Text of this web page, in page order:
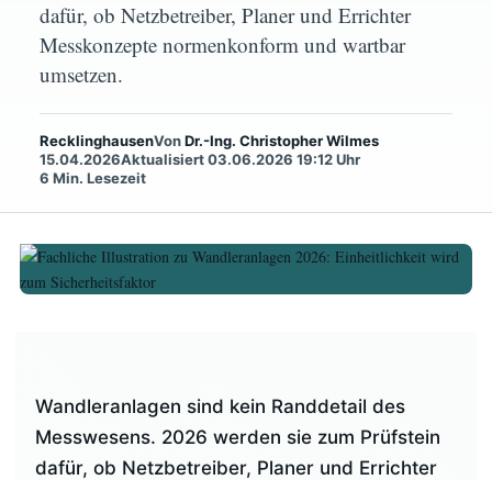
dafür, ob Netzbetreiber, Planer und Errichter
Messkonzepte normenkonform und wartbar
umsetzen.
RecklinghausenVonDr.-Ing. Christopher Wilmes
15.04.2026Aktualisiert 03.06.2026 19:12 Uhr
6 Min. Lesezeit
Wandleranlagen 2026: Einheitlichkeit wird
zum Sicherheitsfaktor
Halbindirekte Messung,
Vorzählerbereich und Dokumentation
rücken stärker in den Fokus.
Von Dr.-Ing. Christopher
WilmesVeröffentlicht am 15. April 20265
Wandleranlagen sind kein Randdetail des
Messwesens. 2026 werden sie zum Prüfstein
dafür, ob Netzbetreiber, Planer und Errichter